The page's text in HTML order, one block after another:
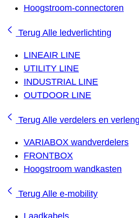
Hoogstroom-connectoren
Terug Alle ledverlichting
LINEAIR LINE
UTILITY LINE
INDUSTRIAL LINE
OUTDOOR LINE
Terug Alle verdelers en
VARIABOX wandverdelers
FRONTBOX
Hoogstroom wandkasten
Terug Alle e-mobility
Laadkabels